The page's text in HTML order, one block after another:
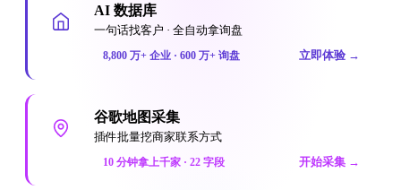
AI 数据库
一句话找客户 · 全自动拿询盘
8,800 万+ 企业 · 600 万+ 询盘 立即体验 →
谷歌地图采集
插件批量挖商家联系方式
10 分钟拿上千家 · 22 字段 开始采集 →